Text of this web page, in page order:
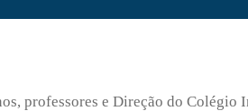
professores e Direção do